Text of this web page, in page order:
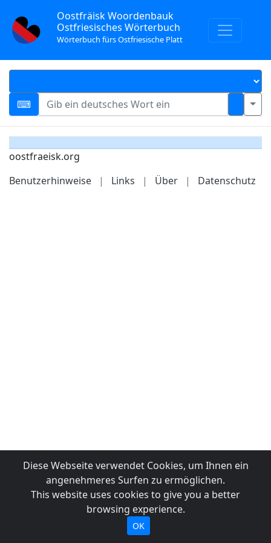
Oostfräisk Woordenbauk
Ostfriesisches Wörterbuch
Wörterbuch fürs Ostfriesische Platt
oostfraeisk.org
Benutzerhinweise
| Links | Über | Datenschutz
Diese Webseite verwendet Cookies, um Ihnen ein
angenehmeres Surfen zu ermöglichen.
This website uses cookies to give you a better
browsing experience.
OK